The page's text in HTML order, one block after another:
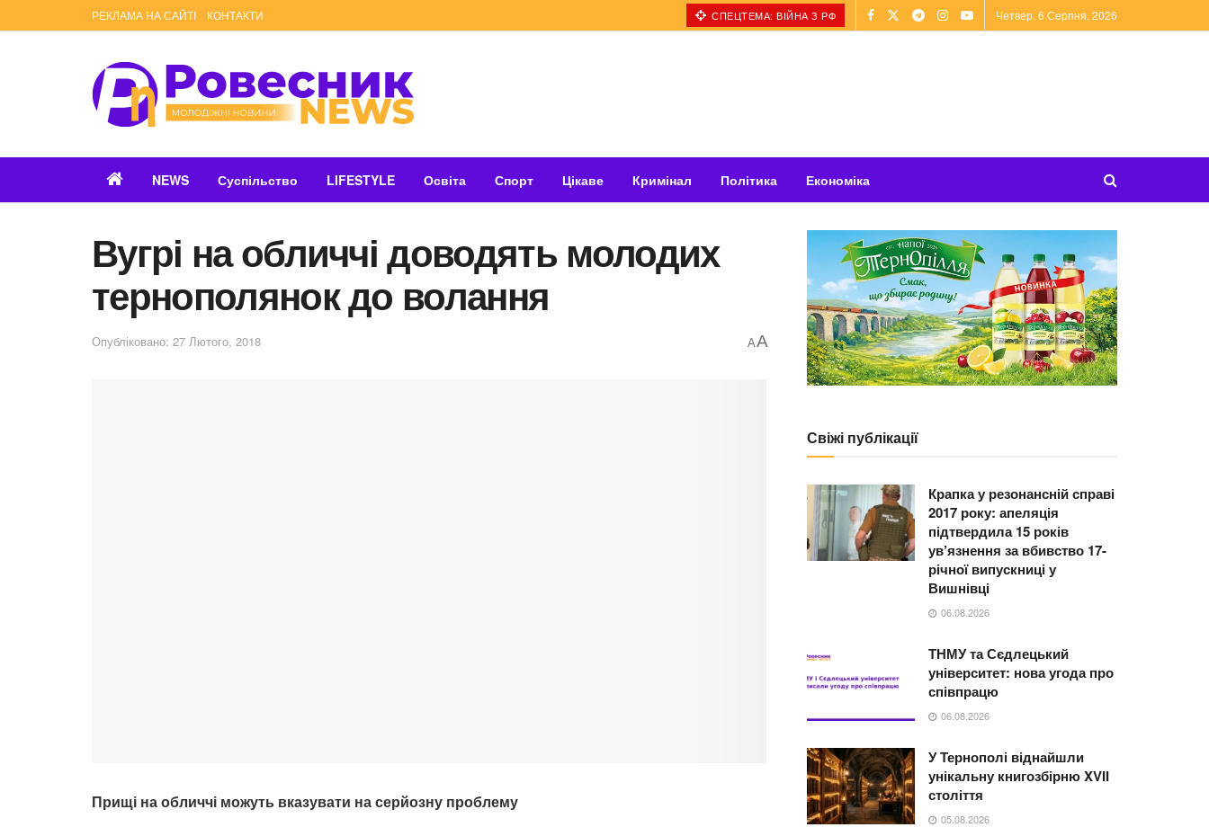
РЕКЛАМА НА САЙТІ КОНТАКТИ СПЕЦТЕМА: ВІЙНА З РФ Четвер, 6 Серпня, 2026
NEWS Суспільство LIFESTYLE Освіта Спорт Цікаве Кримінал Політика Економіка
Вугрі на обличчі доводять молодих
тернополянок до волання
Опубліковано: 27 Лютого, 2018 AA
Прищі на обличчі можуть вказувати на серйозну проблему
Свіжі публікації
Крапка у резонансній справі
2017 року: апеляція
підтвердила 15 років
ув’язнення за вбивство 17-
річної випускниці у
Вишнівці
06.08.2026
ТНМУ та Сєдлецький
університет: нова угода про
співпрацю
06.08.2026
У Тернополі віднайшли
унікальну книгозбірню XVII
століття
05.08.2026